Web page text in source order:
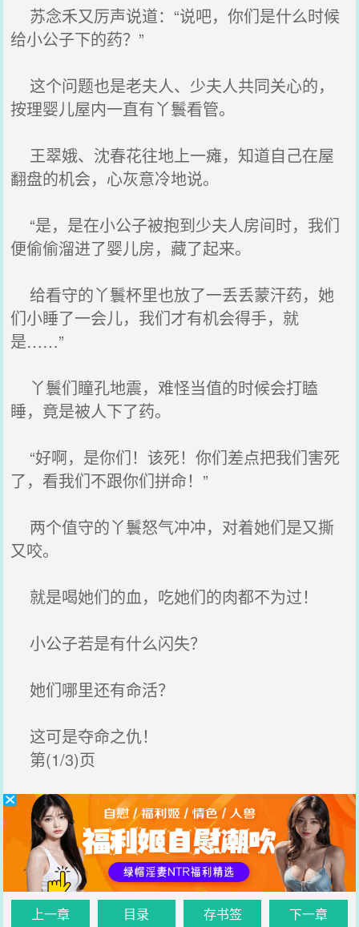
苏念禾又厉声说道：“说吧，你们是什么时候
给小公子下的药？”
这个问题也是老夫人、少夫人共同关心的，
按理婴儿屋内一直有丫鬟看管。
王翠娥、沈春花往地上一瘫，知道自己在屋
翻盘的机会，心灰意冷地说。
“是，是在小公子被抱到少夫人房间时，我们
便偷偷溜进了婴儿房，藏了起来。
给看守的丫鬟杯里也放了一丢丢蒙汗药，她
们小睡了一会儿，我们才有机会得手，就
是……”
丫鬟们瞳孔地震，难怪当值的时候会打瞌
睡，竟是被人下了药。
“好啊，是你们！该死！你们差点把我们害死
了，看我们不跟你们拼命！”
两个值守的丫鬟怒气冲冲，对着她们是又撕
又咬。
就是喝她们的血，吃她们的肉都不为过！
小公子若是有什么闪失？
她们哪里还有命活？
这可是夺命之仇！
第(1/3)页
上一章 目录 存书签 下一章